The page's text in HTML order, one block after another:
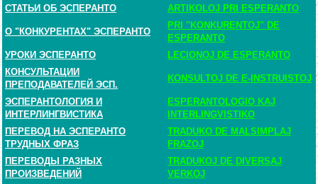
СТАТЬИ ОБ ЭСПЕРАНТО
ARTIKOLOJ PRI ESPERANTO
О "КОНКУРЕНТАХ" ЭСПЕРАНТО
PRI "KONKURENTOJ" DE
ESPERANTO
УРОКИ ЭСПЕРАНТО
LECIONOJ DE ESPERANTO
КОНСУЛЬТАЦИИ
ПРЕПОДАВАТЕЛЕЙ ЭСП.
KONSULTOJ DE E-INSTRUISTOJ
ЭСПЕРАНТОЛОГИЯ И
ИНТЕРЛИНГВИСТИКА
ESPERANTOLOGIO KAJ
INTERLINGVISTIKO
ПЕРЕВОД НА ЭСПЕРАНТО
ТРУДНЫХ ФРАЗ
TRADUKO DE MALSIMPLAJ
FRAZOJ
ПЕРЕВОДЫ РАЗНЫХ
ПРОИЗВЕДЕНИЙ
TRADUKOJ DE DIVERSAJ
VERKOJ